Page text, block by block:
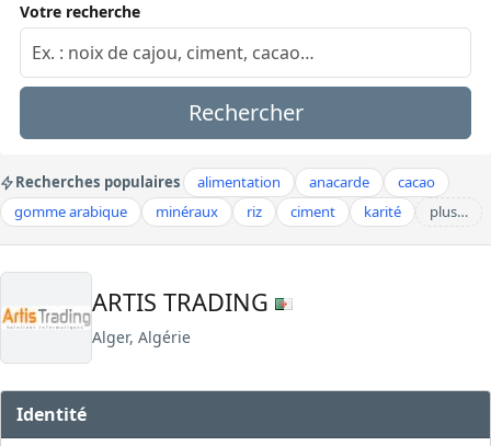
Votre recherche
Rechercher
Recherches populaires alimentation anacarde
cacao
gomme arabique
minéraux riz ciment karité plus…
ARTIS TRADING
Alger, Algérie
Identité